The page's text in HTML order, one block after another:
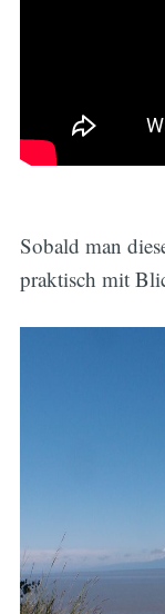
Sobald man
praktisch mit